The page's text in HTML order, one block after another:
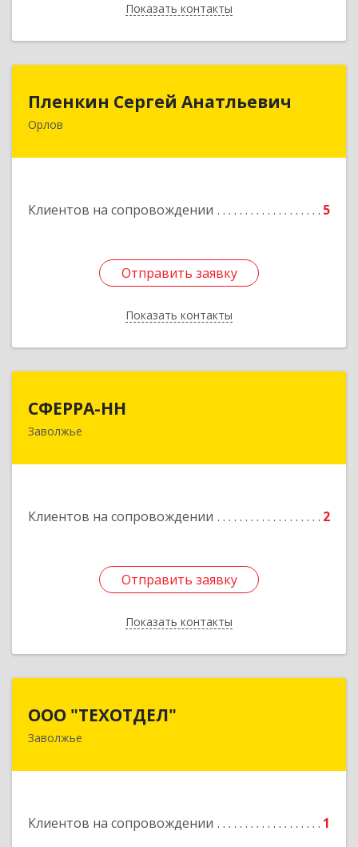
Показать контакты
Назад
Пленкин Сергей Анатльевич
Орлов
Клиентов на сопровождении 5
Отправить заявку
Показать контакты
Пленкин Сергей Анатльевич
Отправить заявку
Назад
СФЕРРА-НН
Заволжье
Клиентов на сопровождении 2
Отправить заявку
Показать контакты
Отправить заявку
Назад
ООО "ТЕХОТДЕЛ"
Заволжье
Клиентов на сопровождении 1